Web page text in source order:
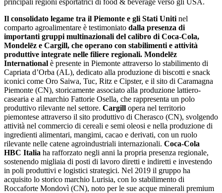
Il consolidato legame tra il Piemonte e gli Stati Uniti nel
comparto agroalimentare è testimoniato dalla presenza di
importanti gruppi multinazionali del calibro di Coca-Cola,
Mondelēz e Cargill, che operano con stabilimenti e attività
produttive integrate nelle filiere regionali. Mondelēz
International è presente in Piemonte attraverso lo stabilimento di
Capriata d’Orba (AL), dedicato alla produzione di biscotti e snack
iconici come Oro Saiwa, Tuc, Ritz e Cipster, e il sito di Caramagna
Piemonte (CN), storicamente associato alla produzione lattiero-
casearia e al marchio Fattorie Osella, che rappresenta un polo
produttivo rilevante nel settore. Cargill opera nel territorio
piemontese attraverso il sito produttivo di Cherasco (CN), svolgendo
attività nel commercio di cereali e semi oleosi e nella produzione di
ingredienti alimentari, mangimi, cacao e derivati, con un ruolo
rilevante nelle catene agroindustriali internazionali. Coca-Cola
HBC Italia ha rafforzato negli anni la propria presenza regionale,
sostenendo migliaia di posti di lavoro diretti e indiretti e investendo
in poli produttivi e logistici strategici. Nel 2019 il gruppo ha
acquisito lo storico marchio Lurisia, con lo stabilimento di
Roccaforte Mondovì (CN), noto per le sue acque minerali premium